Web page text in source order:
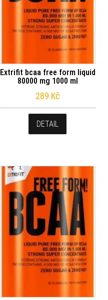
Extrifit bcaa free form liquid
80000 mg 1000 ml
289 Kč
DETAIL